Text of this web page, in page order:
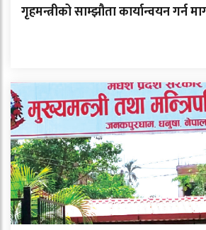
गृहमन्त्रीको साम्झौता कार्यान्वयन गर्न